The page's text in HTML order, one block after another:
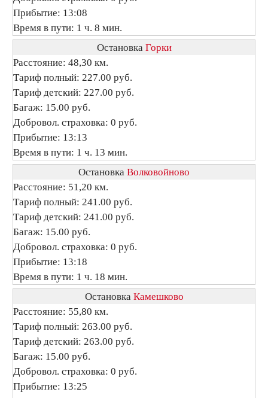
Прибытие: 13:08
Время в пути: 1 ч. 8 мин.
Остановка Горки
Расстояние: 48,30 км.
Тариф полный: 227.00 руб.
Тариф детский: 227.00 руб.
Багаж: 15.00 руб.
Добровол. страховка: 0 руб.
Прибытие: 13:13
Время в пути: 1 ч. 13 мин.
Остановка Волковойново
Расстояние: 51,20 км.
Тариф полный: 241.00 руб.
Тариф детский: 241.00 руб.
Багаж: 15.00 руб.
Добровол. страховка: 0 руб.
Прибытие: 13:18
Время в пути: 1 ч. 18 мин.
Остановка Камешково
Расстояние: 55,80 км.
Тариф полный: 263.00 руб.
Тариф детский: 263.00 руб.
Багаж: 15.00 руб.
Добровол. страховка: 0 руб.
Прибытие: 13:25